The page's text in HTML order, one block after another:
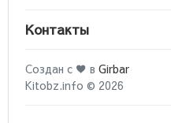
Контакты
Создан с ♥ в Girbar
Kitobz.info © 2026